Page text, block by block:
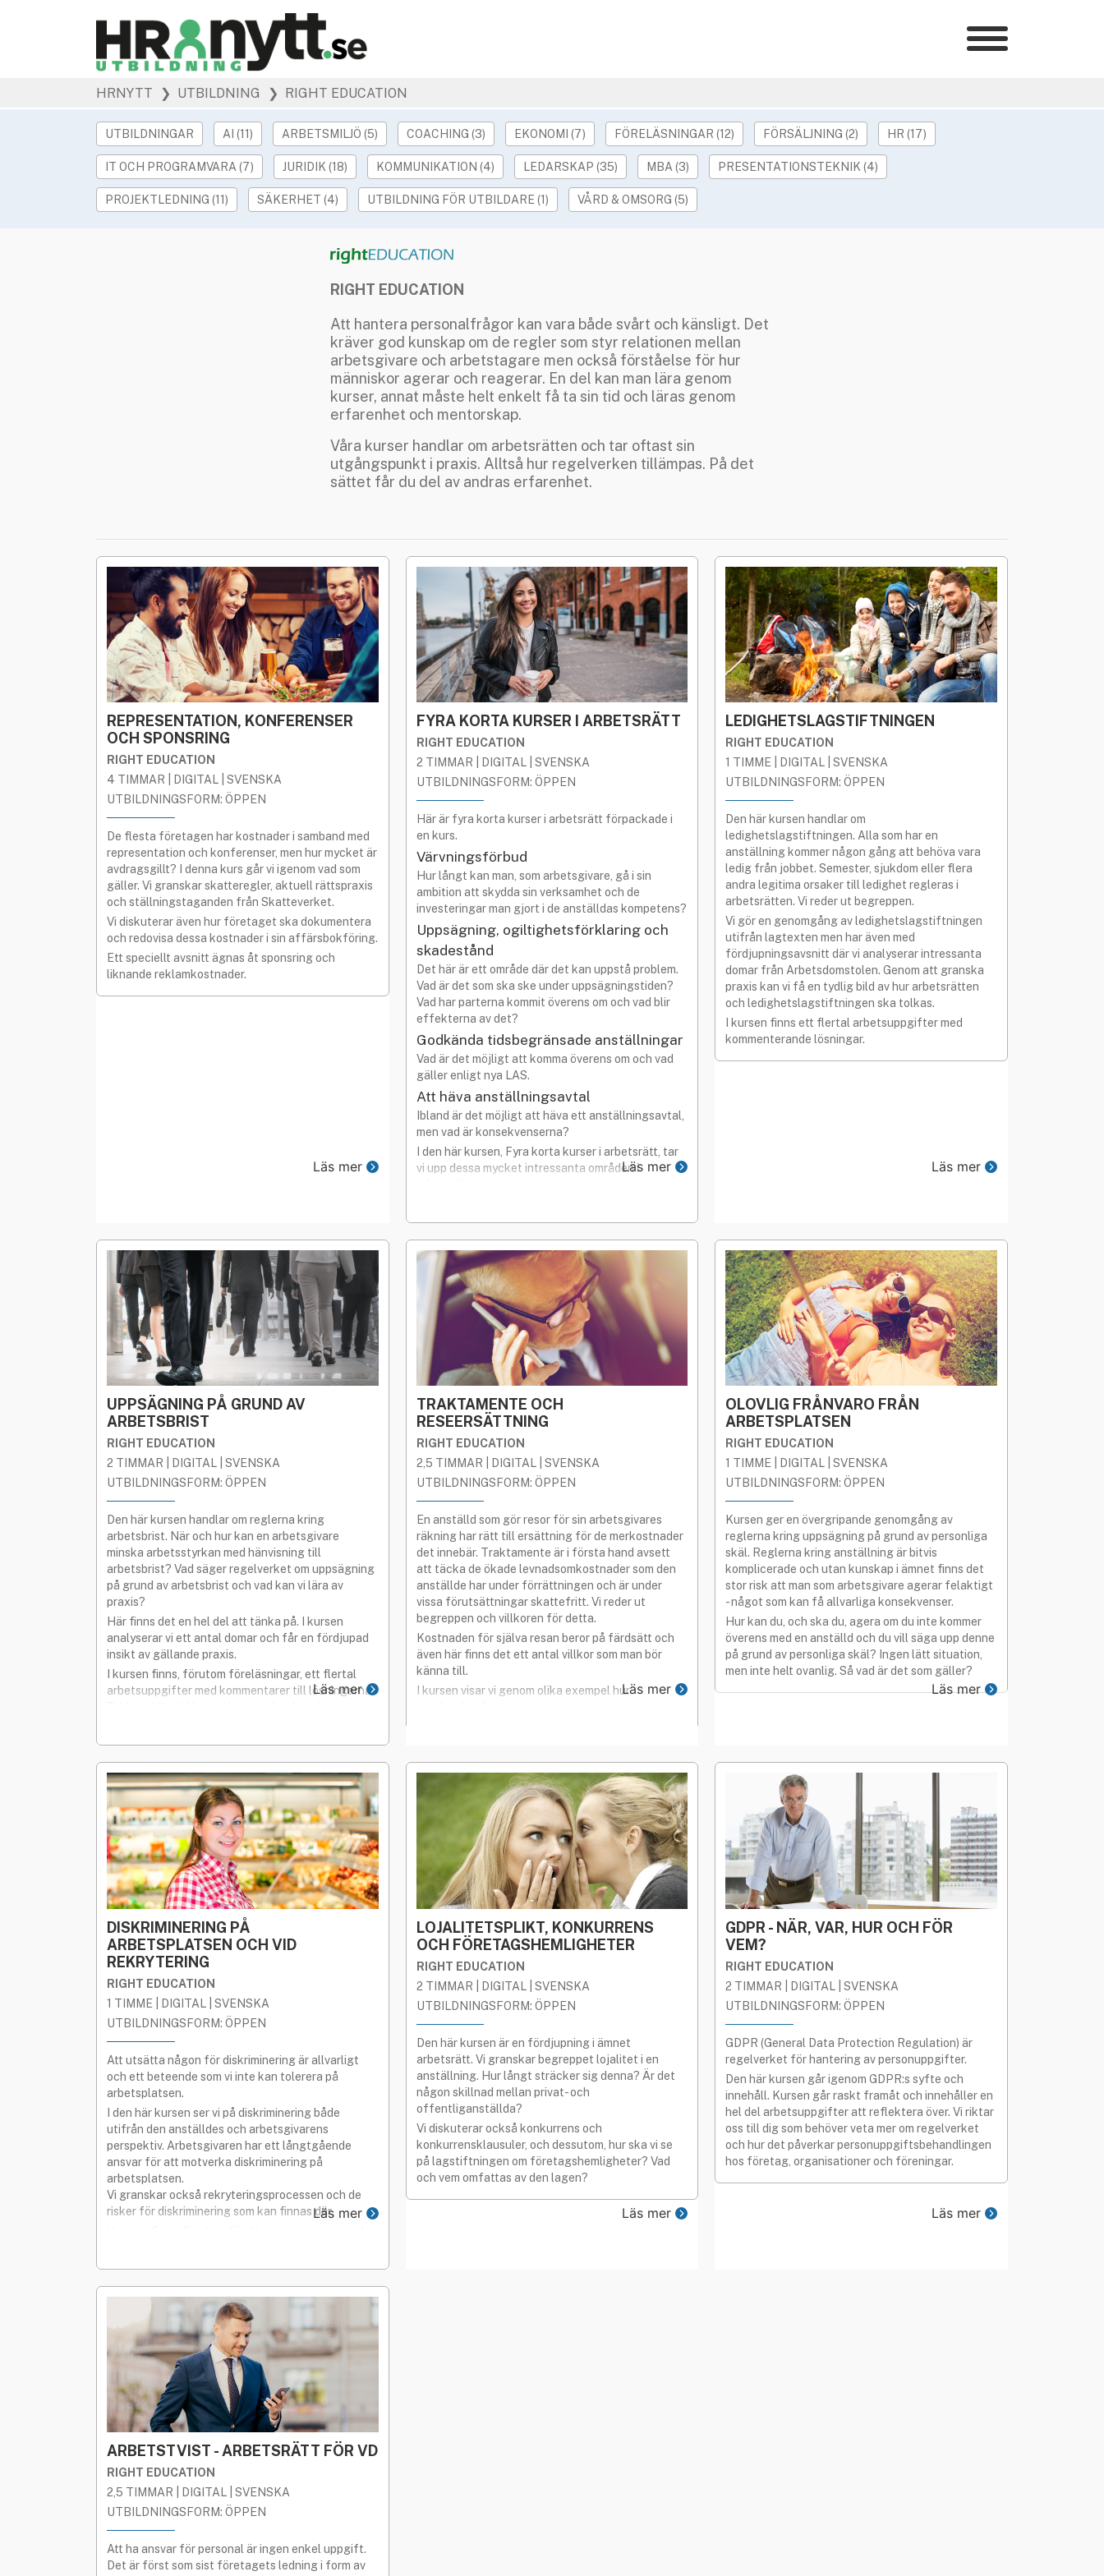
HR-yrket
Ledarskap
Arbetsmiljö
Våra övriga sajter
HRNYTT ❯ UTBILDNING ❯ RIGHT EDUCATION
UTBILDNINGAR AI (11) ARBETSMILJÖ (5) COACHING (3) EKONOMI (7) FÖRELÄSNINGAR (12) FÖRSÄLJNING (2) HR (17)
IT OCH PROGRAMVARA (7) JURIDIK (18) KOMMUNIKATION (4) LEDARSKAP (35) MBA (3) PRESENTATIONSTEKNIK (4)
PROJEKTLEDNING (11) SÄKERHET (4) UTBILDNING FÖR UTBILDARE (1) VÅRD & OMSORG (5)
RIGHT EDUCATION
Att hantera personalfrågor kan vara både svårt och känsligt. Det
kräver god kunskap om de regler som styr relationen mellan
arbetsgivare och arbetstagare men också förståelse för hur
människor agerar och reagerar. En del kan man lära genom
kurser, annat måste helt enkelt få ta sin tid och läras genom
erfarenhet och mentorskap.
Våra kurser handlar om arbetsrätten och tar oftast sin
utgångspunkt i praxis. Alltså hur regelverken tillämpas. På det
sättet får du del av andras erfarenhet.
REPRESENTATION, KONFERENSER
OCH SPONSRING
RIGHT EDUCATION
4 TIMMAR | DIGITAL | SVENSKA
UTBILDNINGSFORM: ÖPPEN
De flesta företagen har kostnader i samband med
representation och konferenser, men hur mycket är
avdragsgillt? I denna kurs går vi igenom vad som
gäller. Vi granskar skatteregler, aktuell rättspraxis
och ställningstaganden från Skatteverket.
Vi diskuterar även hur företaget ska dokumentera
och redovisa dessa kostnader i sin affärsbokföring.
Ett speciellt avsnitt ägnas åt sponsring och
liknande reklamkostnader.
Läs mer
FYRA KORTA KURSER I ARBETSRÄTT
RIGHT EDUCATION
2 TIMMAR | DIGITAL | SVENSKA
UTBILDNINGSFORM: ÖPPEN
Här är fyra korta kurser i arbetsrätt förpackade i
en kurs.
Värvningsförbud
Hur långt kan man, som arbetsgivare, gå i sin
ambition att skydda sin verksamhet och de
investeringar man gjort i de anställdas kompetens?
Uppsägning, ogiltighetsförklaring och
skadestånd
Det här är ett område där det kan uppstå problem.
Vad är det som ska ske under uppsägningstiden?
Vad har parterna kommit överens om och vad blir
effekterna av det?
Godkända tidsbegränsade anställningar
Vad är det möjligt att komma överens om och vad
gäller enligt nya LAS.
Att häva anställningsavtal
Ibland är det möjligt att häva ett anställningsavtal,
men vad är konsekvenserna?
I den här kursen, Fyra korta kurser i arbetsrätt, tar
vi upp dessa mycket intressanta områden iLäs mer
LEDIGHETSLAGSTIFTNINGEN
RIGHT EDUCATION
1 TIMME | DIGITAL | SVENSKA
UTBILDNINGSFORM: ÖPPEN
Den här kursen handlar om
ledighetslagstiftningen. Alla som har en
anställning kommer någon gång att behöva vara
ledig från jobbet. Semester, sjukdom eller flera
andra legitima orsaker till ledighet regleras i
arbetsrätten. Vi reder ut begreppen.
Vi gör en genomgång av ledighetslagstiftningen
utifrån lagtexten men har även med
fördjupningsavsnitt där vi analyserar intressanta
domar från Arbetsdomstolen. Genom att granska
praxis kan vi få en tydlig bild av hur arbetsrätten
och ledighetslagstiftningen ska tolkas.
I kursen finns ett flertal arbetsuppgifter med
kommenterande lösningar.
Läs mer
UPPSÄGNING PÅ GRUND AV
ARBETSBRIST
RIGHT EDUCATION
2 TIMMAR | DIGITAL | SVENSKA
UTBILDNINGSFORM: ÖPPEN
Den här kursen handlar om reglerna kring
arbetsbrist. När och hur kan en arbetsgivare
minska arbetsstyrkan med hänvisning till
arbetsbrist? Vad säger regelverket om uppsägning
på grund av arbetsbrist och vad kan vi lära av
praxis?
Här finns det en hel del att tänka på. I kursen
analyserar vi ett antal domar och får en fördjupad
insikt av gällande praxis.
I kursen finns, förutom föreläsningar, ett flertal
arbetsuppgifter med kommentarer till lösningarna.
Läs mer
TRAKTAMENTE OCH
RESEERSÄTTNING
RIGHT EDUCATION
2,5 TIMMAR | DIGITAL | SVENSKA
UTBILDNINGSFORM: ÖPPEN
En anställd som gör resor för sin arbetsgivares
räkning har rätt till ersättning för de merkostnader
det innebär. Traktamente är i första hand avsett
att täcka de ökade levnadsomkostnader som den
anställde har under förrättningen och är under
vissa förutsättningar skattefritt. Vi reder ut
begreppen och villkoren för detta.
Kostnaden för själva resan beror på färdsätt och
även här finns det ett antal villkor som man bör
känna till.
I kursen visar vi genom olika exempel hurLäs mer
OLOVLIG FRÅNVARO FRÅN
ARBETSPLATSEN
RIGHT EDUCATION
1 TIMME | DIGITAL | SVENSKA
UTBILDNINGSFORM: ÖPPEN
Kursen ger en övergripande genomgång av
reglerna kring uppsägning på grund av personliga
skäl. Reglerna kring anställning är bitvis
komplicerade och utan kunskap i ämnet finns det
stor risk att man som arbetsgivare agerar felaktigt
- något som kan få allvarliga konsekvenser.
Hur kan du, och ska du, agera om du inte kommer
överens med en anställd och du vill säga upp denne
på grund av personliga skäl? Ingen lätt situation,
men inte helt ovanlig. Så vad är det som gäller?
Läs mer
DISKRIMINERING PÅ
ARBETSPLATSEN OCH VID
REKRYTERING
RIGHT EDUCATION
1 TIMME | DIGITAL | SVENSKA
UTBILDNINGSFORM: ÖPPEN
Att utsätta någon för diskriminering är allvarligt
och ett beteende som vi inte kan tolerera på
arbetsplatsen.
I den här kursen ser vi på diskriminering både
utifrån den anställdes och arbetsgivarens
perspektiv. Arbetsgivaren har ett långtgående
ansvar för att motverka diskriminering på
arbetsplatsen.
Vi granskar också rekryteringsprocessen och de
risker för diskriminering som kan finnas där.Läs mer
LOJALITETSPLIKT, KONKURRENS
OCH FÖRETAGSHEMLIGHETER
RIGHT EDUCATION
2 TIMMAR | DIGITAL | SVENSKA
UTBILDNINGSFORM: ÖPPEN
Den här kursen är en fördjupning i ämnet
arbetsrätt. Vi granskar begreppet lojalitet i en
anställning. Hur långt sträcker sig denna? Är det
någon skillnad mellan privat- och
offentliganställda?
Vi diskuterar också konkurrens och
konkurrensklausuler, och dessutom, hur ska vi se
på lagstiftningen om företagshemligheter? Vad
och vem omfattas av den lagen?
Läs mer
GDPR - NÄR, VAR, HUR OCH FÖR
VEM?
RIGHT EDUCATION
2 TIMMAR | DIGITAL | SVENSKA
UTBILDNINGSFORM: ÖPPEN
GDPR (General Data Protection Regulation) är
regelverket för hantering av personuppgifter.
Den här kursen går igenom GDPR:s syfte och
innehåll. Kursen går raskt framåt och innehåller en
hel del arbetsuppgifter att reflektera över. Vi riktar
oss till dig som behöver veta mer om regelverket
och hur det påverkar personuppgiftsbehandlingen
hos företag, organisationer och föreningar.
Läs mer
ARBETSTVIST - ARBETSRÄTT FÖR VD
RIGHT EDUCATION
2,5 TIMMAR | DIGITAL | SVENSKA
UTBILDNINGSFORM: ÖPPEN
Att ha ansvar för personal är ingen enkel uppgift.
Det är först som sist företagets ledning i form av